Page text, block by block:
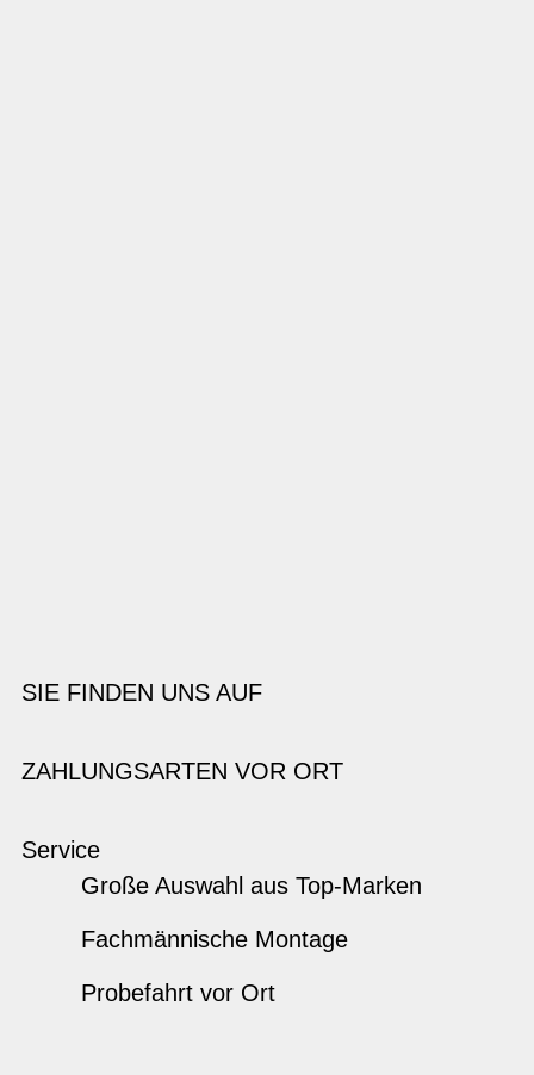
SIE FINDEN UNS AUF
ZAHLUNGSARTEN VOR ORT
Service
Große Auswahl aus Top-Marken
Fachmännische Montage
Probefahrt vor Ort